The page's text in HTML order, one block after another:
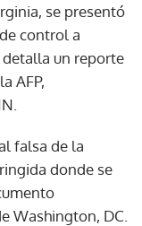
se presentó
control a
un reporte
AFP,
falsa de la
donde se
Washington, DC.